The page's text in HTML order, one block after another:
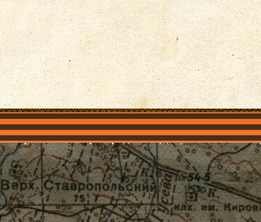
Проекты Герои рядом Документы